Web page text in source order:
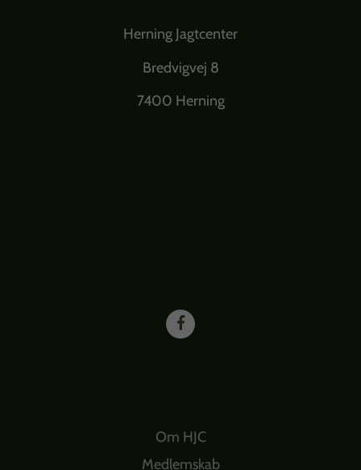
Herning Jagtcenter
Bredvigvej 8
7400 Herning
Om HJC
Medlemskab